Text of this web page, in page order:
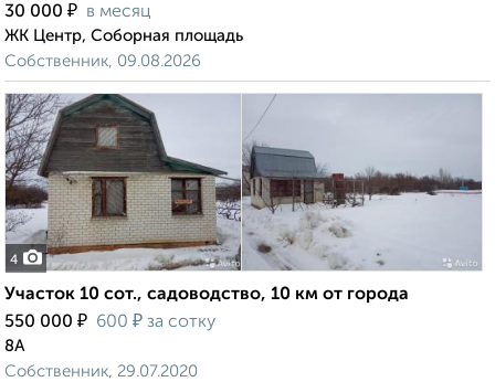
30 000 ₽ в месяц
ЖК Центр, Соборная площадь
Собственник, 09.08.2026
4
Участок 10 сот., садоводство, 10 км от города
550 000 ₽ 600 ₽ за сотку
8А
Собственник, 29.07.2020